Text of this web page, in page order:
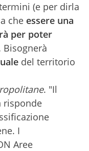
(e per dirla
che essere una
per poter
Bisognerà
del territorio
. "Il
risponde
I
Aree